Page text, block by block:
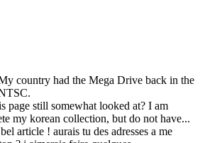
country had the Mega Drive back in the
.
page still somewhat looked at? I am
my korean collection, but do not have...
article ! aurais tu des adresses a me